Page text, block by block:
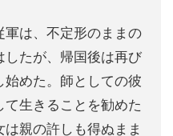
軍は、不定形のままの
したが、帰国後は再び
めた。師としての彼
生きることを勧めた
親の許しも得ぬまま